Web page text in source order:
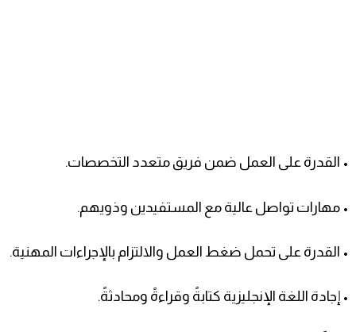
• القدرة على العمل ضمن فريق متعدد التخصصات.
• مهارات تواصل عالية مع المستفيدين وذويهم.
• القدرة على تحمل ضغط العمل والالتزام بالإجراءات المهنية.
• إجادة اللغة الإنجليزية كتابةً وقراءةً ومحادثةً.